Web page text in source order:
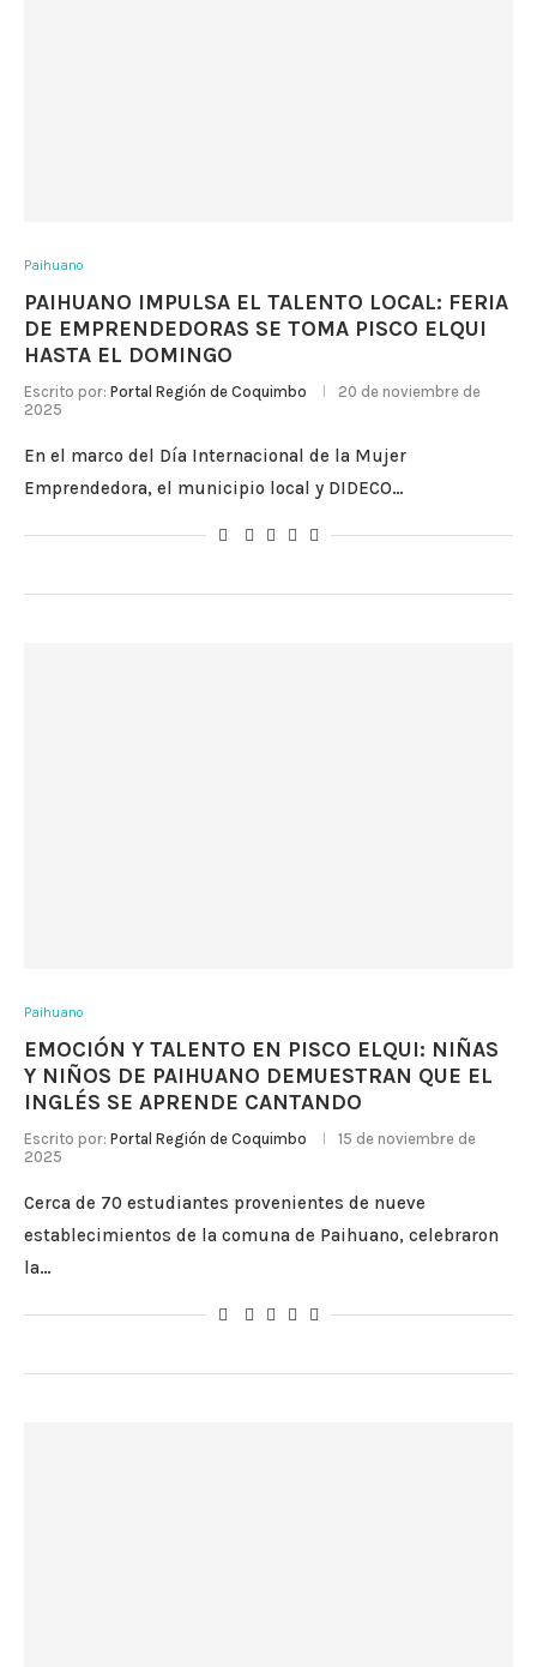
Paihuano
PAIHUANO IMPULSA EL TALENTO LOCAL: FERIA
DE EMPRENDEDORAS SE TOMA PISCO ELQUI
HASTA EL DOMINGO
Escrito por: Portal Región de Coquimbo
20 de noviembre de
2025
En el marco del Día Internacional de la Mujer
Emprendedora, el municipio local y DIDECO…
Paihuano
EMOCIÓN Y TALENTO EN PISCO ELQUI: NIÑAS
Y NIÑOS DE PAIHUANO DEMUESTRAN QUE EL
INGLÉS SE APRENDE CANTANDO
Escrito por: Portal Región de Coquimbo
15 de noviembre de
2025
Cerca de 70 estudiantes provenientes de nueve
establecimientos de la comuna de Paihuano, celebraron
la…